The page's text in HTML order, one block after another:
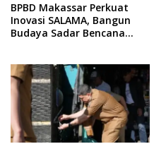
BPBD Makassar Perkuat
Inovasi SALAMA, Bangun
Budaya Sadar Bencana